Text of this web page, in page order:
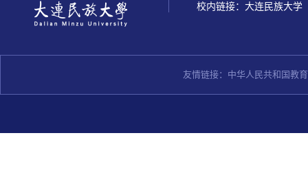
校内链接： 大连民族大学
友情链接： 中华人民共和国教